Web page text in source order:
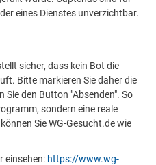
eines Dienstes unverzichtbar.
sicher, dass kein Bot die
Bitte markieren Sie daher die
Sie den Button "Absenden". So
sondern eine reale
Sie WG-Gesucht.de wie
einsehen: https://www.wg-